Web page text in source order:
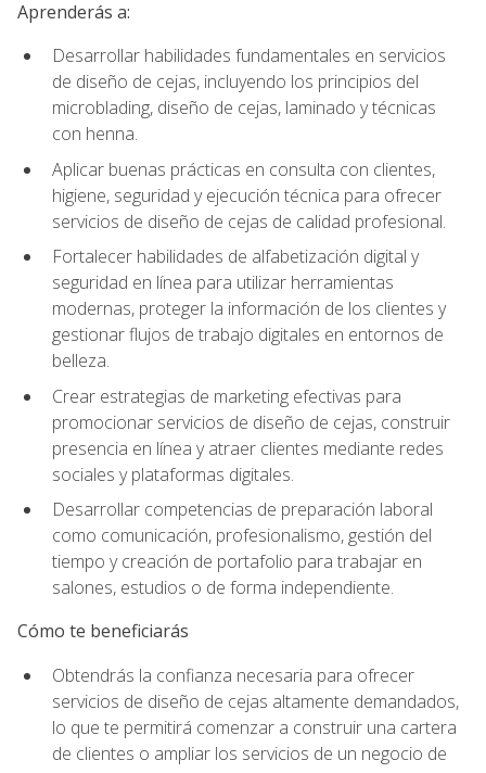
Aprenderás a:
Desarrollar habilidades fundamentales en servicios
de diseño de cejas, incluyendo los principios del
microblading, diseño de cejas, laminado y técnicas
con henna.
Aplicar buenas prácticas en consulta con clientes,
higiene, seguridad y ejecución técnica para ofrecer
servicios de diseño de cejas de calidad profesional.
Fortalecer habilidades de alfabetización digital y
seguridad en línea para utilizar herramientas
modernas, proteger la información de los clientes y
gestionar flujos de trabajo digitales en entornos de
belleza.
Crear estrategias de marketing efectivas para
promocionar servicios de diseño de cejas, construir
presencia en línea y atraer clientes mediante redes
sociales y plataformas digitales.
Desarrollar competencias de preparación laboral
como comunicación, profesionalismo, gestión del
tiempo y creación de portafolio para trabajar en
salones, estudios o de forma independiente.
Cómo te beneficiarás
Obtendrás la confianza necesaria para ofrecer
servicios de diseño de cejas altamente demandados,
lo que te permitirá comenzar a construir una cartera
de clientes o ampliar los servicios de un negocio de